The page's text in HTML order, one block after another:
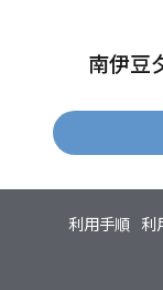
南伊豆
利用手順 利